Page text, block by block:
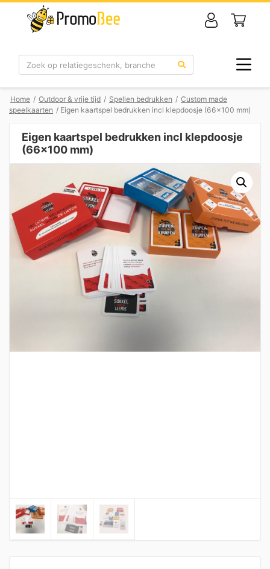
Zoek
Home / Outdoor & vrije tijd / Spellen bedrukken / Custom made
speelkaarten / Eigen kaartspel bedrukken incl klepdoosje (66×100 mm)
Eigen kaartspel bedrukken incl klepdoosje
(66×100 mm)